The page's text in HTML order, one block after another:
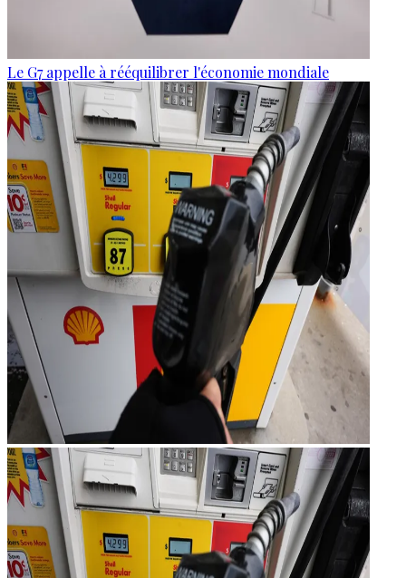
Le G7 appelle à rééquilibrer l'économie mondiale